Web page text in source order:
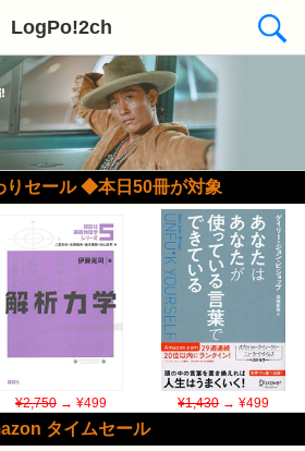
LogPo!2ch
りセール ◆本日50冊が対象
¥2,750→ ¥499 ¥1,430→ ¥499
タイムセール